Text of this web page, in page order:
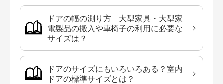
ドアの幅の測り方 大型家具・大型家
電製品の搬入や車椅子の利用に必要な
サイズは？
ドアのサイズにもいろいろある？室内
ドアの標準サイズとは？